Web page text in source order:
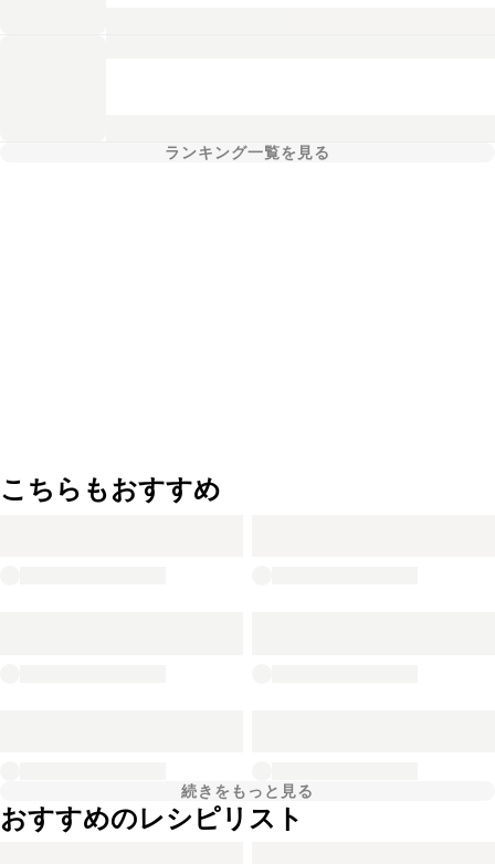
ランキング一覧を見る
こちらもおすすめ
続きをもっと見る
おすすめのレシピリスト